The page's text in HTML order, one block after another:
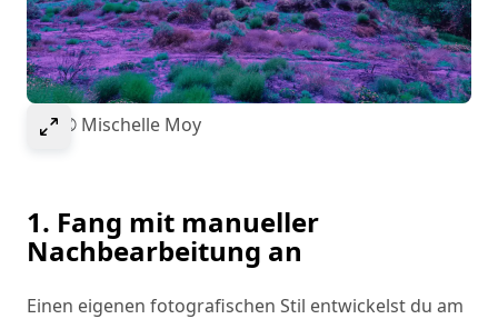
Select to expand image
Bild © Mischelle Moy
1. Fang mit manueller
Nachbearbeitung an
Einen eigenen fotografischen Stil entwickelst du am